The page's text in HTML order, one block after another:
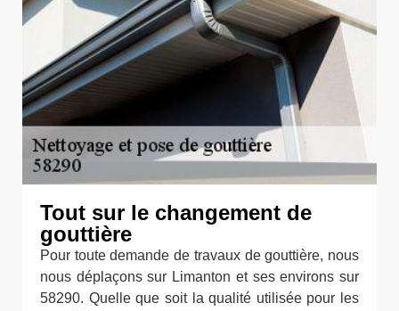
Tout sur le changement de
gouttière
Pour toute demande de travaux de gouttière, nous
nous déplaçons sur Limanton et ses environs sur
58290. Quelle que soit la qualité utilisée pour les